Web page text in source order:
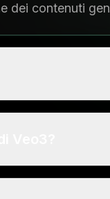
dei contenuti